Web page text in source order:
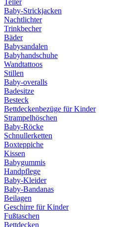
Teller
Baby-Strickjacken
Nachtlichter
Trinkbecher
Bäder
Babysandalen
Babyhandschuhe
Wandtattoos
Stillen
Baby-overalls
Badesitze
Besteck
Bettdeckenbezüge für Kinder
Strampelhöschen
Baby-Röcke
Schnullerketten
Boxteppiche
Kissen
Babygummis
Handpflege
Baby-Kleider
Baby-Bandanas
Beilagen
Geschirre für Kinder
Fußtaschen
Bettdecken